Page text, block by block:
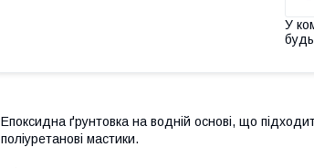
У
Епоксидна ґрунтовка на водній основі, що
поліуретанові мастики.